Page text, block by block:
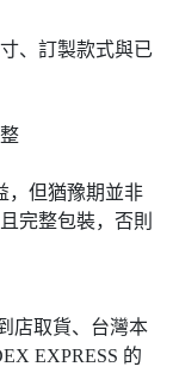
、訂製款式與已
，但猶豫期並非
完整包裝，否則
店取貨、台灣本
EXPRESS 的